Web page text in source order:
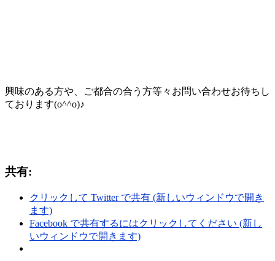
興味のある方や、ご都合の合う方等々お問い合わせお待ちし
ております(o^^o)♪
共有:
クリックして Twitter で共有 (新しいウィンドウで開き
ます)
Facebook で共有するにはクリックしてください (新し
いウィンドウで開きます)